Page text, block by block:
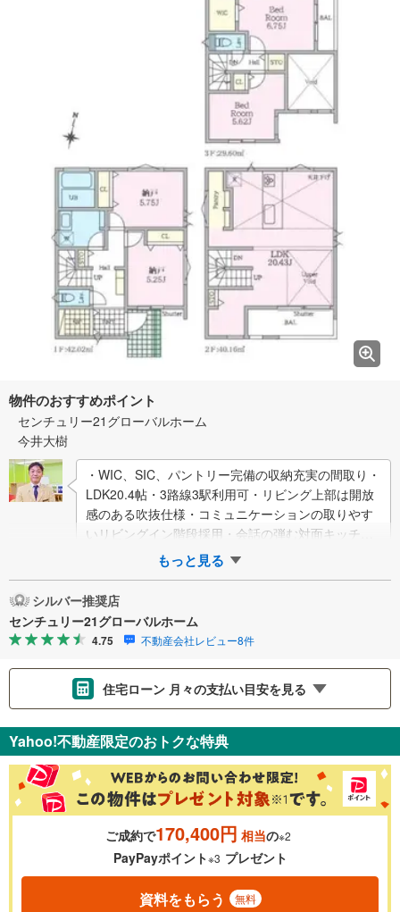
物件のおすすめポイント
センチュリー21グローバルホーム
今井大樹
・WIC、SIC、パントリー完備の収納充実の間取り・
LDK20.4帖・3路線3駅利用可・リビング上部は開放
感のある吹抜仕様・コミュニケーションの取りやす
いリビングイン階段採用・会話の弾む対面キッチン
▼センチュリー21グローバルホー…
もっと見る
シルバー推奨店
センチュリー21グローバルホーム
4.75 不動産会社レビュー8件
住宅ローン 月々の支払い目安を見る
金利 ％
0.01%
Yahoo!不動産限定のおトクな特典
ご成約で170,400円 相当の※2
PayPayポイント※3 プレゼント
資料をもらう 無料